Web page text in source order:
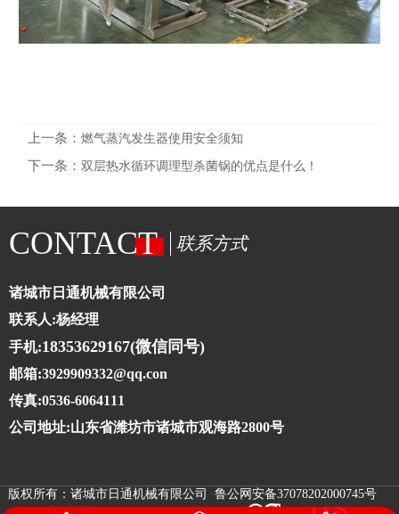
上一条：燃气蒸汽发生器使用安全须知
下一条：双层热水循环调理型杀菌锅的优点是什么！
CONTACT 联系方式
诸城市日通机械有限公司
联系人:杨经理
手机:18353629167(微信同号)
邮箱:3929909332@qq.con
传真:0536-6064111
公司地址:山东省潍坊市诸城市观海路2800号
版权所有：诸城市日通机械有限公司 鲁公网安备37078202000745号